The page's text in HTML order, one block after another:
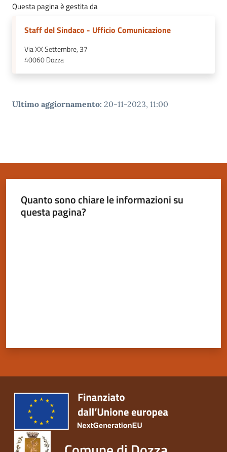
Questa pagina è gestita da
Staff del Sindaco - Ufficio Comunicazione
Via XX Settembre, 37
40060Dozza
Ultimo aggiornamento: 20-11-2023, 11:00
Quanto sono chiare le informazioni su
questa pagina?